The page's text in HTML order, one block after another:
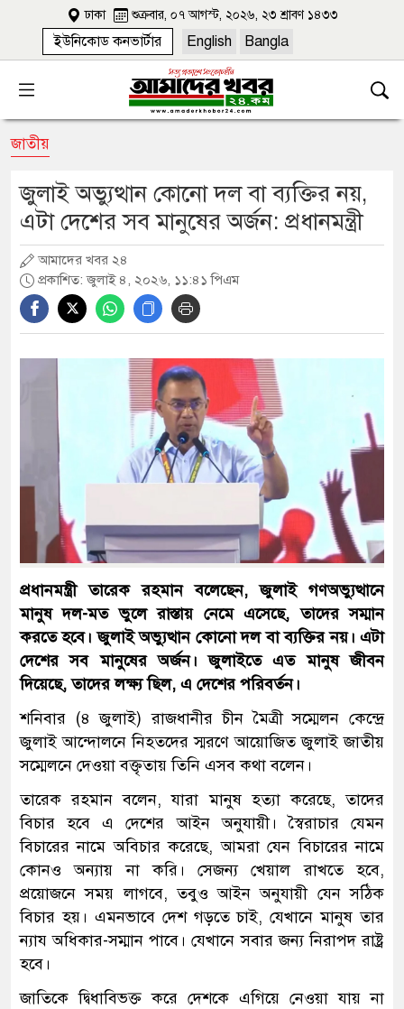
ঢাকা শুক্রবার, ০৭ আগস্ট, ২০২৬, ২৩ শ্রাবণ ১৪৩৩
ইউনিকোড কনভার্টার English Bangla
জাতীয়
জুলাই অভ্যুত্থান কোনো দল বা ব্যক্তির নয়,
এটা দেশের সব মানুষের অর্জন: প্রধানমন্ত্রী
আমাদের খবর ২৪
প্রকাশিত: জুলাই ৪, ২০২৬, ১১:৪১ পিএম
প্রধানমন্ত্রী তারেক রহমান বলেছেন, জুলাই গণঅভ্যুত্থানে
মানুষ দল-মত ভুলে রাস্তায় নেমে এসেছে, তাদের সম্মান
করতে হবে। জুলাই অভ্যুত্থান কোনো দল বা ব্যক্তির নয়। এটা
দেশের সব মানুষের অর্জন। জুলাইতে এত মানুষ জীবন
দিয়েছে, তাদের লক্ষ্য ছিল, এ দেশের পরিবর্তন।
শনিবার (৪ জুলাই) রাজধানীর চীন মৈত্রী সম্মেলন কেন্দ্রে
জুলাই আন্দোলনে নিহতদের স্মরণে আয়োজিত জুলাই জাতীয়
সম্মেলনে দেওয়া বক্তৃতায় তিনি এসব কথা বলেন।
তারেক রহমান বলেন, যারা মানুষ হত্যা করেছে, তাদের
বিচার হবে এ দেশের আইন অনুযায়ী। স্বৈরাচার যেমন
বিচারের নামে অবিচার করেছে, আমরা যেন বিচারের নামে
কোনও অন্যায় না করি। সেজন্য খেয়াল রাখতে হবে,
প্রয়োজনে সময় লাগবে, তবুও আইন অনুযায়ী যেন সঠিক
বিচার হয়। এমনভাবে দেশ গড়তে চাই, যেখানে মানুষ তার
ন্যায অধিকার-সম্মান পাবে। যেখানে সবার জন্য নিরাপদ রাষ্ট্র
হবে।
জাতিকে দ্বিধাবিভক্ত করে দেশকে এগিয়ে নেওয়া যায় না